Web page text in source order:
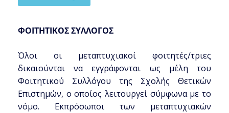
ΦΟΙΤΗΤΙΚΟΣ ΣΥΛΛΟΓΟΣ
Όλοι οι μεταπτυχιακοί φοιτητές/τριες
δικαιούνται να εγγράφονται ως µέλη του
Φοιτητικού Συλλόγου της Σχολής Θετικών
Επιστηµών, ο οποίος λειτουργεί σύµφωνα µε το
νόµο. Εκπρόσωποι των μεταπτυχιακών